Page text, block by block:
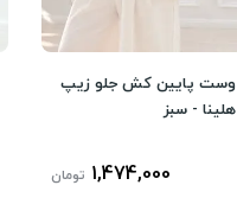
وست پایین کش جلو زیپ
هلینا - سبز
1,474,000 تومان